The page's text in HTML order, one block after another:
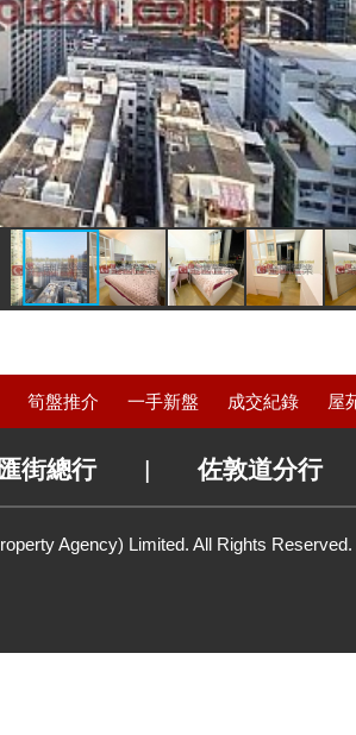
筍盤推介 一手新盤 成交紀錄 屋
街總行 | 佐敦道分行
Agency) Limited. All Rights Reserved.